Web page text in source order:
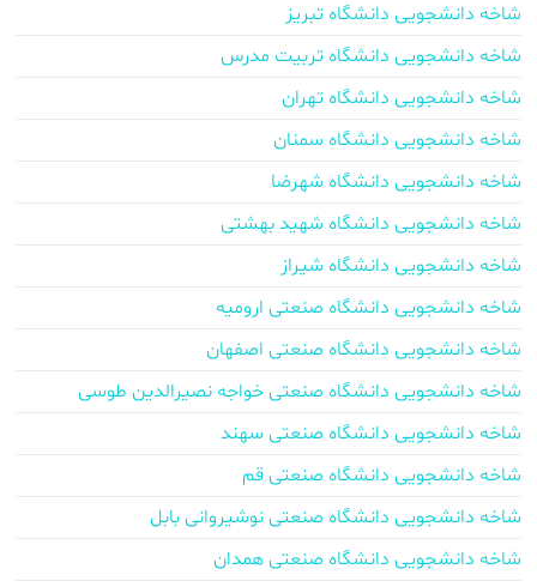
شاخه دانشجویی دانشگاه تبریز
شاخه دانشجویی دانشگاه تربیت مدرس
شاخه دانشجویی دانشگاه تهران
شاخه دانشجویی دانشگاه سمنان
شاخه دانشجویی دانشگاه شهرضا
شاخه دانشجویی دانشگاه شهید بهشتی
شاخه دانشجویی دانشگاه شیراز
شاخه دانشجویی دانشگاه صنعتی ارومیه
شاخه دانشجویی دانشگاه صنعتی اصفهان
شاخه دانشجویی دانشگاه صنعتی خواجه نصیرالدین طوسی
شاخه دانشجویی دانشگاه صنعتی سهند
شاخه دانشجویی دانشگاه صنعتی قم
شاخه دانشجویی دانشگاه صنعتی نوشیروانی بابل
شاخه دانشجویی دانشگاه صنعتی همدان